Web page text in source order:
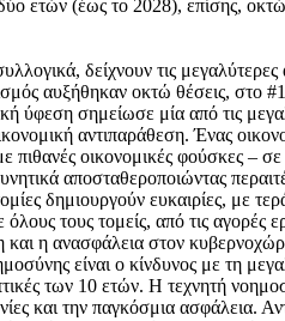
ετών (έως το 2028), επίσης,
δείχνουν τις
αυξήθηκαν οκτώ θέσεις, στο
ύφεση σημείωσε μία από τις
αντιπαράθεση. Ένας
οικονομικές φούσκες –
αποσταθεροποιώντας
δημιουργούν ευκαιρίες, με
τους τομείς, από τις
η ανασφάλεια στον κυβερνοχώρο
είναι ο κίνδυνος με τη
των 10 ετών. Η τεχνητή
και την παγκόσμια ασφάλεια.